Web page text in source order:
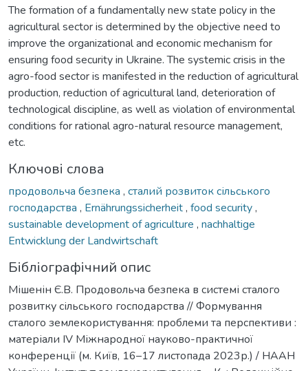
The formation of a fundamentally new state policy in the
agricultural sector is determined by the objective need to
improve the organizational and economic mechanism for
ensuring food security in Ukraine. The systemic crisis in the
agro-food sector is manifested in the reduction of agricultural
production, reduction of agricultural land, deterioration of
technological discipline, as well as violation of environmental
conditions for rational agro-natural resource management,
etc.
Ключові слова
продовольча безпека , сталий розвиток сільського
господарства , Ernährungssicherheit, food security,
sustainable development of agriculture , nachhaltige
Entwicklung der Landwirtschaft
Бібліографічний опис
Мішенін Є.В. Продовольча безпека в системі сталого
розвитку сільського господарства // Формування
сталого землекористування: проблеми та перспективи :
матеріали ІV Міжнародної науково-практичної
конференції (м. Київ, 16–17 листопада 2023р.) / НААН